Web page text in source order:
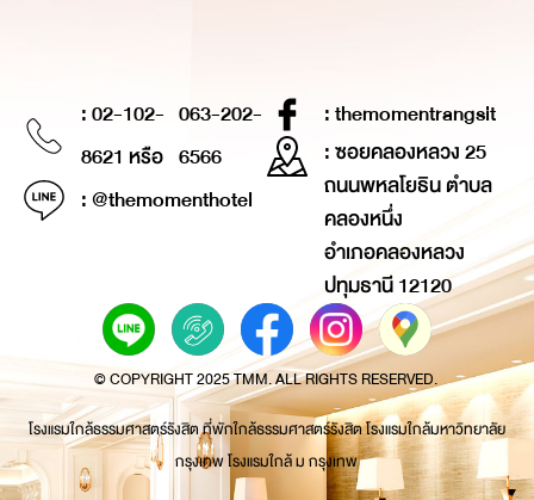
: 02-102-
8621 หรือ
063-202-
6566
: @themomenthotel
: themomentrangsit
: ซอยคลองหลวง 25
ถนนพหลโยธิน ตำบล
คลองหนึ่ง
อำเภอคลองหลวง
ปทุมธานี 12120
© COPYRIGHT 2025 TMM. ALL RIGHTS RESERVED.
โรงแรมใกล้ธรรมศาสตร์รังสิต ที่พักใกล้ธรรมศาสตร์รังสิต โรงแรมใกล้มหาวิทยาลัย
กรุงเทพ โรงแรมใกล้ ม กรุงเทพ